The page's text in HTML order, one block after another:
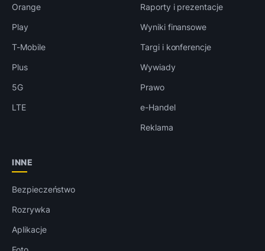
Orange
Play
T-Mobile
Plus
5G
LTE
Raporty i prezentacje
Wyniki finansowe
Targi i konferencje
Wywiady
Prawo
e-Handel
Reklama
INNE
Bezpieczeństwo
Rozrywka
Aplikacje